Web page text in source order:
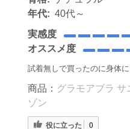
年代: 40代～
実感度
オススメ度
試着無しで買ったのに身体
商品： グラモアブラ サ
ゾン
役に立った 0